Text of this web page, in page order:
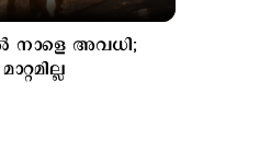
4 hours ago
നാളെ അവധി;